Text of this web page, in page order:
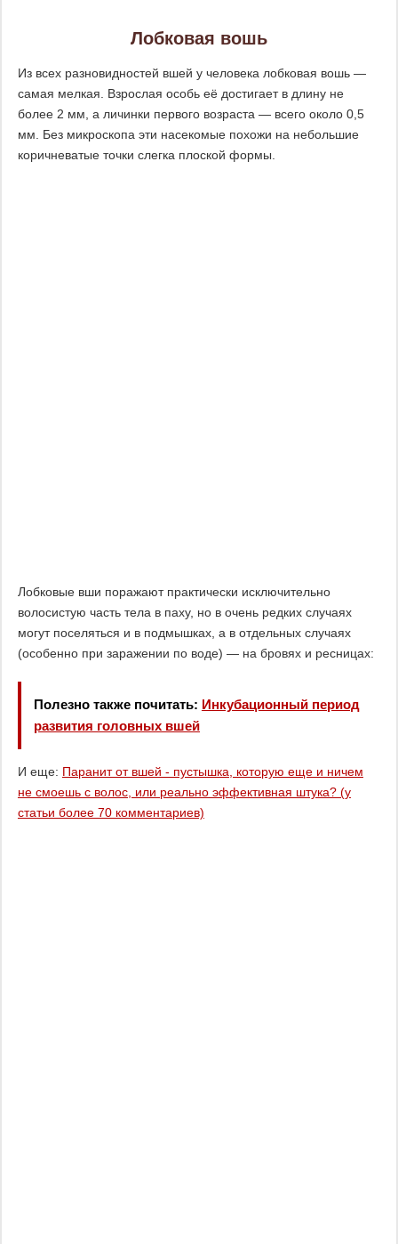
Лобковая вошь
Из всех разновидностей вшей у человека лобковая вошь —
самая мелкая. Взрослая особь её достигает в длину не
более 2 мм, а личинки первого возраста — всего около 0,5
мм. Без микроскопа эти насекомые похожи на небольшие
коричневатые точки слегка плоской формы.
Лобковые вши поражают практически исключительно
волосистую часть тела в паху, но в очень редких случаях
могут поселяться и в подмышках, а в отдельных случаях
(особенно при заражении по воде) — на бровях и ресницах:
Полезно также почитать: Инкубационный период
развития головных вшей
И еще: Паранит от вшей - пустышка, которую еще и ничем
не смоешь с волос, или реально эффективная штука? (у
статьи более 70 комментариев)